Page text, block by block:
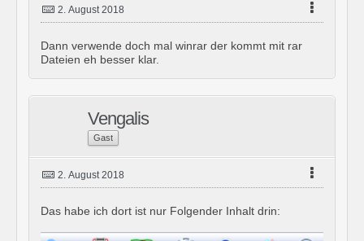
2. August 2018
Dann verwende doch mal winrar der kommt mit rar
Dateien eh besser klar.
Vengalis
Gast
2. August 2018
Das habe ich dort ist nur Folgender Inhalt drin: